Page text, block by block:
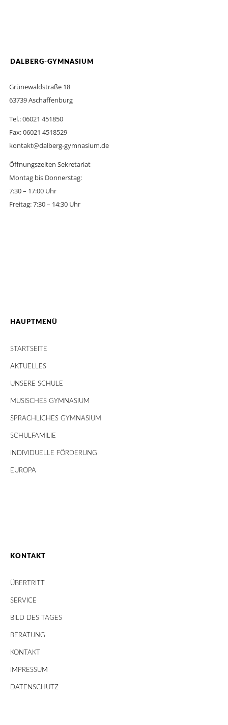
DALBERG-GYMNASIUM
Grünewaldstraße 18
63739 Aschaffenburg
Tel.: 06021 451850
Fax: 06021 4518529
kontakt@dalberg-gymnasium.de
Öffnungszeiten Sekretariat
Montag bis Donnerstag:
7:30 – 17:00 Uhr
Freitag: 7:30 – 14:30 Uhr
HAUPTMENÜ
STARTSEITE
AKTUELLES
UNSERE SCHULE
MUSISCHES GYMNASIUM
SPRACHLICHES GYMNASIUM
SCHULFAMILIE
INDIVIDUELLE FÖRDERUNG
EUROPA
KONTAKT
ÜBERTRITT
SERVICE
BILD DES TAGES
BERATUNG
KONTAKT
IMPRESSUM
DATENSCHUTZ